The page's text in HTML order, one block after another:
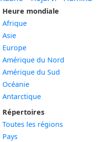
Heure mondiale
Afrique
Asie
Europe
Amérique du Nord
Amérique du Sud
Océanie
Antarctique
Répertoires
Toutes les régions
Pays